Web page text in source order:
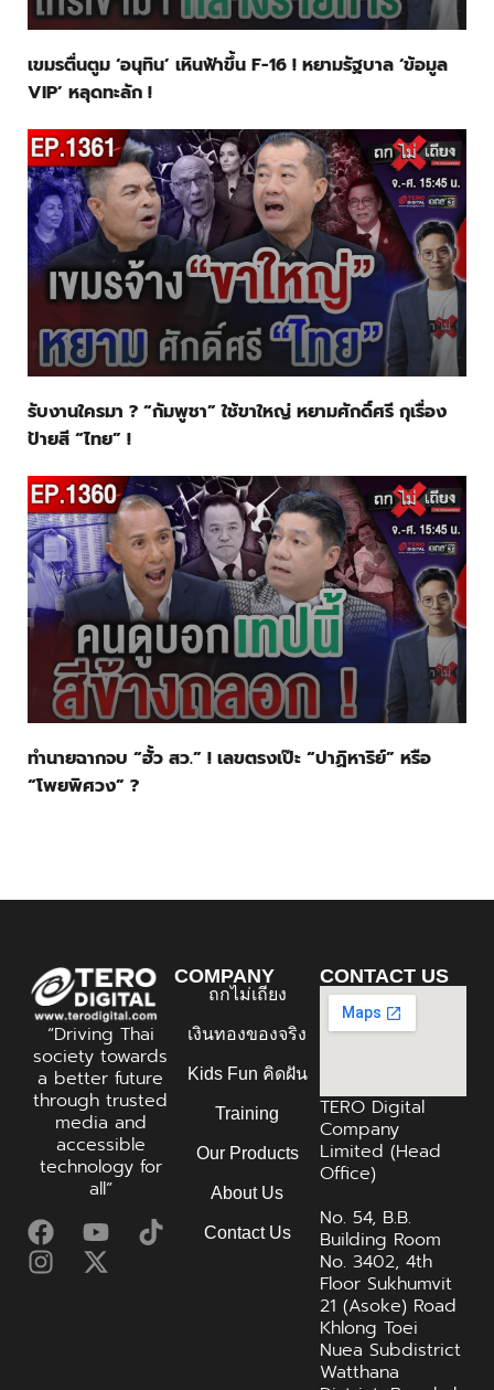
เขมรตื่นตูม ‘อนุทิน’ เหินฟ้าขึ้น F-16 ! หยามรัฐบาล ‘ข้อมูล
VIP’ หลุดทะลัก !
รับงานใครมา ? “กัมพูชา” ใช้ขาใหญ่ หยามศักดิ์ศรี กุเรื่อง
ป้ายสี “ไทย” !
ทำนายฉากจบ “ฮั้ว สว.” ! เลขตรงเป๊ะ “ปาฏิหาริย์” หรือ
“โพยพิศวง” ?
“Driving Thai
society towards
a better future
through trusted
media and
accessible
technology for
all”
COMPANY
ถกไม่เถียง
เงินทองของจริง
Kids Fun คิดฝัน
Training
Our Products
About Us
Contact Us
CONTACT US
TERO Digital
Company
Limited (Head
Office)
No. 54, B.B.
Building Room
No. 3402, 4th
Floor Sukhumvit
21 (Asoke) Road
Khlong Toei
Nuea Subdistrict
Watthana